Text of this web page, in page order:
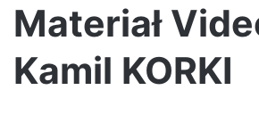
Materiał
Kamil KORKI